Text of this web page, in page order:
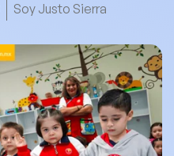
Soy Justo Sierra